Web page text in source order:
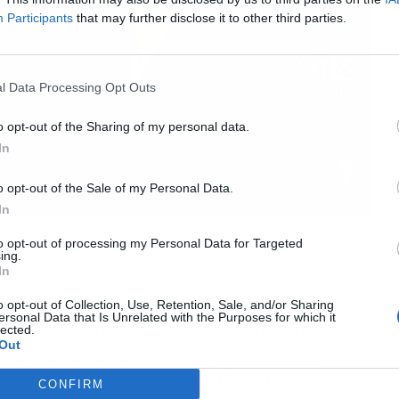
Participants that may further disclose it to other third parties.
Data Processing Opt Outs
opt-out of the Sharing of my personal data.
opt-out of the Sale of my Personal Data.
opt-out of processing my Personal Data for Targeted
opt-out of Collection, Use, Retention, Sale, and/or Sharing
Data that Is Unrelated with the Purposes for which it
CONFIRM
durante su salida en Barcelona,
de la prensa, que rápidamente dirigieron
Con una actitud serena, Cristina Serra
sobre su situación personal,